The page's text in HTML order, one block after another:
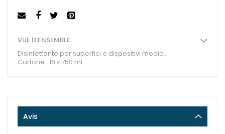
VUE D’ENSEMBLE
Disinfettante per superfici e dispositivi medici.
Cartone : 16 x 750 ml
Avis